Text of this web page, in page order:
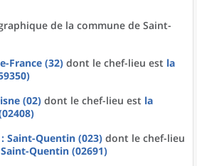
de la commune de Saint-
France (32) dont le chef-lieu est la
(02) dont le chef-lieu est la
: Saint-Quentin (023) dont le chef-lieu
Saint-Quentin (02691)